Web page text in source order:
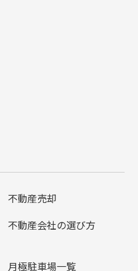
不動産売却
不動産会社の選び方
月極駐車場一覧